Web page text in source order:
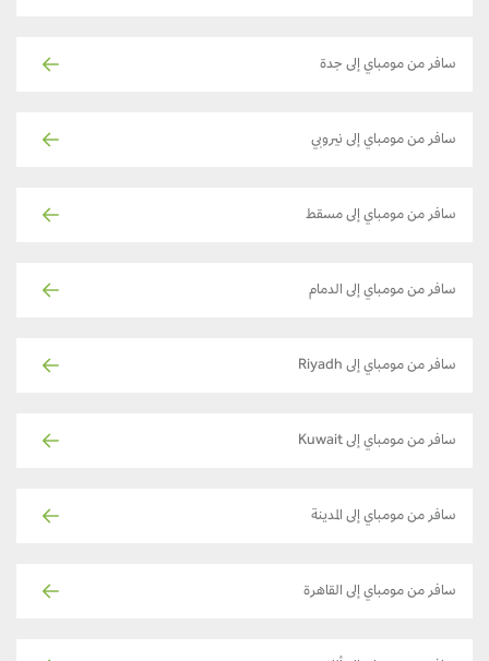
سافر من مومباي إلى جدة
سافر من مومباي إلى نيروبي
سافر من مومباي إلى مسقط
سافر من مومباي إلى الدمام
سافر من مومباي إلى Riyadh
سافر من مومباي إلى Kuwait
سافر من مومباي إلى المدينة
سافر من مومباي إلى القاهرة